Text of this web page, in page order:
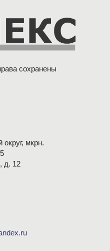
сохранены
округ, мкрн.
д. 12